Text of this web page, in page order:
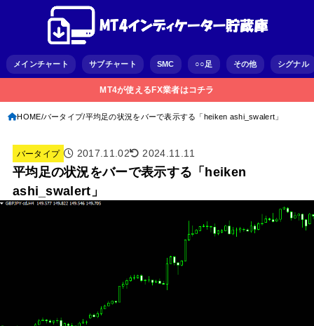
メインチャート サブチャート SMC ○○足 その他 シグナル
MT4が使えるFX業者はコチラ
HOME バータイプ 平均足の状況をバーで表示する「heiken ashi_swalert」
バータイプ 2017.11.02 2024.11.11
平均足の状況をバーで表示する「heiken
ashi_swalert」